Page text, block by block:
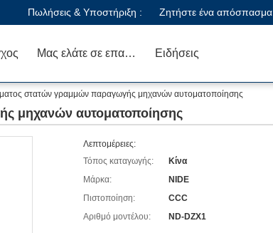
Πωλήσεις & Υποστήριξη : Ζητήστε ένα απόσπασμα
Μας ελάτε σε επαφή με Ειδήσεις
στατών γραμμών παραγωγής μηχανών αυτοματοποίησης
μηχανών αυτοματοποίησης
Λεπτομέρειες:
Τόπος καταγωγής:
Κίνα
Μάρκα:
NIDE
Πιστοποίηση:
CCC
Αριθμό μοντέλου:
ND-DZX1